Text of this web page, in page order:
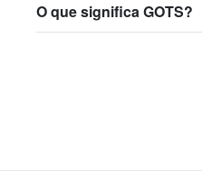
O que significa GOTS?